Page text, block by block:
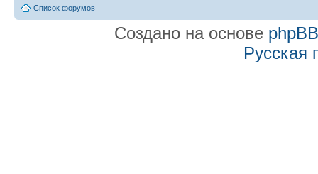
Список форумов
Создано на основе phpBB
Русская